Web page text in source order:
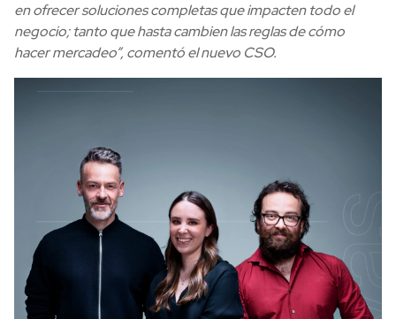
en ofrecer soluciones completas que impacten todo el
negocio; tanto que hasta cambien las reglas de cómo
hacer mercadeo”, comentó el nuevo CSO.